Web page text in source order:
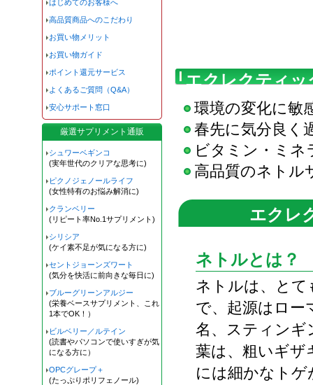
エクレクティ
環境の変化に敏
春先に気分良く
ビタミン・ミネ
高品質のネトル
エクレ
ネトルとは？
ネトルは、とて
で、起源はロー
名、スティンギ
葉は、粗いギザ
には細かなト
はじめてのお客様へ
高品質商品へのこだわり
お買い物メリット
お買い物ガイド
ポイント還元サービス
よくあるご質問（Q&A）
安心サポート窓口
厳選サプリメント通販
シュワーベギンコ
(実年世代のクリアな思考に)
ピクノジェノールライフ
(女性特有のお悩み解消に)
クランベリー
(リピート率No.1サプリメント)
シリシア
(ケイ素不足が気になる方に)
セントジョーンズワート
(気分を快活に前向きな毎日に)
ブルーグリーンアルジー
(栄養ベースサプリメント、これ
1本でOK！）
ビルベリー／ルテイン
(読書やパソコンで使いすぎが気
になる方に）
OPCグレープ＋
(たっぷりポリフェノール)